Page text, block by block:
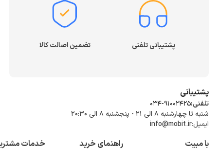
پشتیبانی تلفنی تضمین اصالت کالا
پشتیبانی
تلفنی:034-91002425
شنبه تا چهارشنبه ۸ الی ۲۱ - پنجشنبه 8 الی ۲۰:۳۰
ایمیل:info@mobit.ir
با مبیت راهنمای خرید خدمات